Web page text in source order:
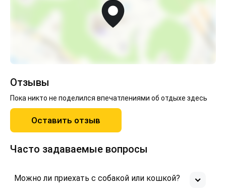
Отзывы
Пока никто не поделился впечатлениями об отдыхе здесь
Оставить отзыв
Часто задаваемые вопросы
Можно ли приехать с собакой или кошкой?